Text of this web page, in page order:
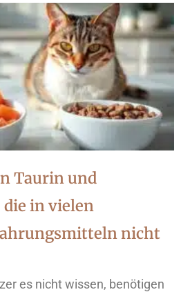
Taurin und
in vielen
nicht
es nicht wissen, benötigen